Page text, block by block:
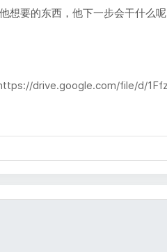
想要的东西，他下一步会干什
drive.google.com/file/d/